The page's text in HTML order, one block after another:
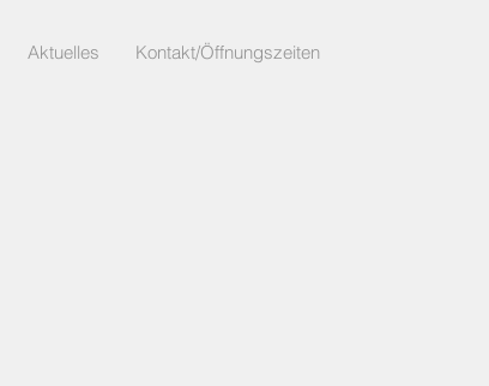
Aktuelles Kontakt/Öffnungszeiten